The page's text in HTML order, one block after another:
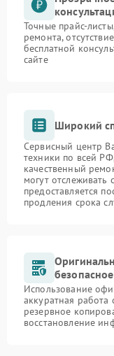
Точные прайс-
ремонта,
бесплатной
сайте
Широкий
Сервисный центр
техники по всей
качественный
могут отслеживать
предоставляется
продления срока
Использование
аккуратная
резервное
восстановление